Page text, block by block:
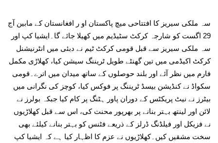
سہ ملکی سیریز کا افتتاحی میچ پاکستان او ر افغانستان کے مابین آج
29 اگست کو شارجہ کرکٹ سٹیڈیم میں کھیلا جائے گا۔ایشیا کپ اور
سہ ملکی سیریز سے قبل قومی کرکٹ ٹیم نے دبئی میں انٹرنیشنل
کرکٹ اکیڈمی میں تین گھنٹے طویل ٹریننگ سیشن کیا، کھلاڑی مکمل
فارم میں نظر آئے اور بلند حوصلوں کے ساتھ میدان میں اترے۔قومی
سکواڈ نے کنڈیشن بیسڈ ٹریننگ پر فوکس کیا، کوچز کی نگرانی میں
بیٹرز نے نیٹ پریکٹس کے دوران پاور ہٹنگ پر کام کیا جبکہ بولرز نے
لائن اور لینتھ بہتر بنانے پر بھرپور محنت کی، اس سے قبل کھلاڑیوں
نے فزیکل اور فیلڈنگ ڈرلز کے ذریعے فٹنس کو بہتر بنانے کیلئے بھی
سخت مشقیں کیں۔کھلاڑیوں نے عزم کا اظہار کیا ہے کہ ایشیا کپ